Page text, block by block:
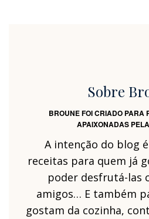
Sobre
BROUNE FOI CRIADO PARA
APAIXONADAS
A intenção do blog
receitas para quem já
poder desfrutá-las
amigos… E também
gostam da cozinha,